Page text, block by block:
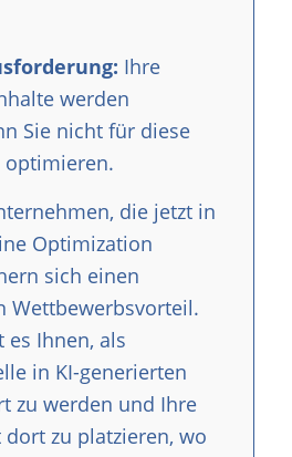
Ihre
werden
Sie nicht für diese
optimieren.
die jetzt in
Optimization
sich einen
Wettbewerbsvorteil.
es Ihnen, als
in KI-generierten
zu werden und Ihre
zu platzieren, wo